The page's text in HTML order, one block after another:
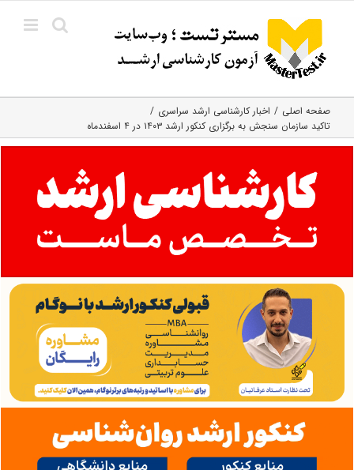
content
صفحه اصلی
اخبار کارشناسی ارشد سراسری
تاکید سازمان سنجش به برگزاری کنکور ارشد ۱۴۰۳ در ۴ اسفندماه